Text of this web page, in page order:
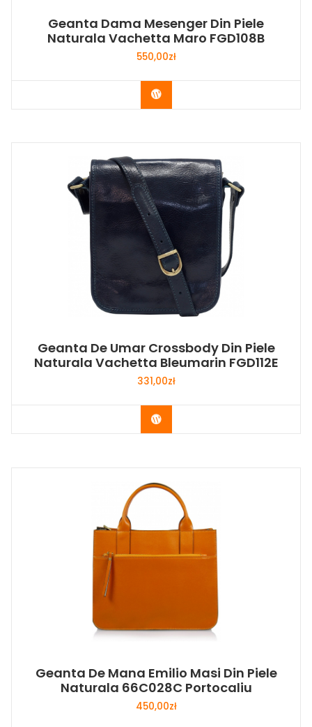
Geanta Dama Mesenger Din Piele
Naturala Vachetta Maro FGD108B
550,00zł
Buy Now
Geanta De Umar Crossbody Din Piele
Naturala Vachetta Bleumarin FGD112E
331,00zł
Buy Now
Geanta De Mana Emilio Masi Din Piele
Naturala 66C028C Portocaliu
450,00zł